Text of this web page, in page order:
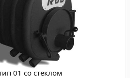
01 со стеклом